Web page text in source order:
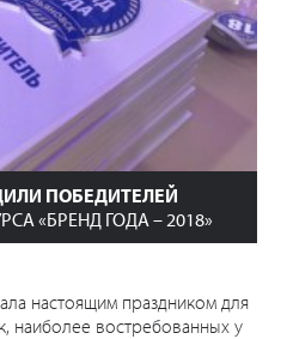
ПОБЕДИТЕЛЕЙ
«БРЕНД ГОДА – 2018»
настоящим праздником для
наиболее востребованных у